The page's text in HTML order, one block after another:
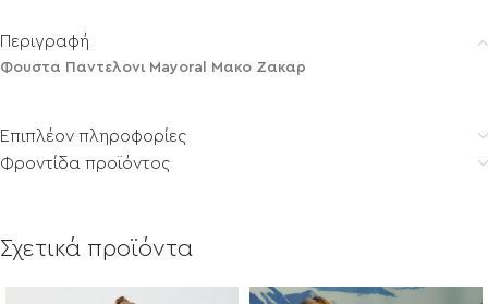
Περιγραφή
Φουστα Παντελονι Mayoral Μακο Ζακαρ
Επιπλέον πληροφορίες
Φροντίδα προϊόντος
Σχετικά προϊόντα